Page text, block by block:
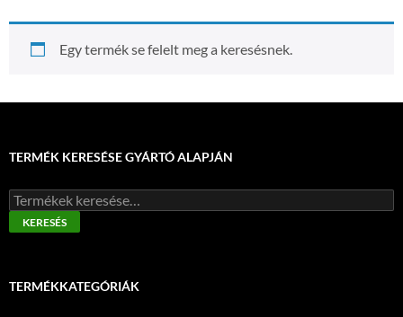
Egy termék se felelt meg a keresésnek.
TERMÉK KERESÉSE GYÁRTÓ ALAPJÁN
Keresés
a
következőre:
KERESÉS
TERMÉKKATEGÓRIÁK